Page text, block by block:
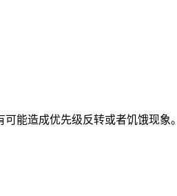
能造成优先级反转或者饥饿现象。